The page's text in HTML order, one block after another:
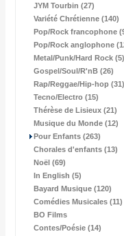
JYM Tourbin (27)
Variété Chrétienne (140)
Pop/Rock francophone
Pop/Rock anglophone
Metal/Punk/Hard Rock (5)
Gospel/Soul/R'nB (26)
Rap/Reggae/Hip-hop (31)
Tecno/Electro (15)
Thérèse de Lisieux (21)
Musique du Monde (12)
Pour Enfants (263)
Chorales d'enfants (13)
Noël (69)
In English (5)
Bayard Musique (120)
Comédies Musicales (11)
BO Films
Contes/Poésie (14)